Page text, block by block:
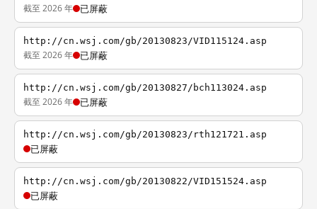
截至 2026 年 已屏蔽
http://cn.wsj.com/gb/20130823/VID115124.asp
截至 2026 年 已屏蔽
http://cn.wsj.com/gb/20130827/bch113024.asp
截至 2026 年 已屏蔽
http://cn.wsj.com/gb/20130823/rth121721.asp
已屏蔽
http://cn.wsj.com/gb/20130822/VID151524.asp
已屏蔽